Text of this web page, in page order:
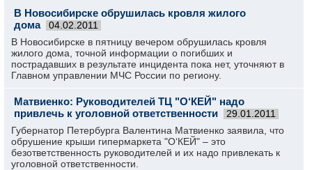
В Новосибирске обрушилась кровля жилого
дома
04.02.2011
В Новосибирске в пятницу вечером обрушилась кровля
жилого дома, точной информации о погибших и
пострадавших в результате инцидента пока нет, уточняют в
Главном управлении МЧС России по региону.
Матвиенко: Руководителей ТЦ "О‘КЕЙ" надо
привлечь к уголовной ответственности
29.01.2011
Губернатор Петербурга Валентина Матвиенко заявила, что
обрушение крыши гипермаркета "О‘КЕЙ" – это
безответственность руководителей и их надо привлекать к
уголовной ответственности.